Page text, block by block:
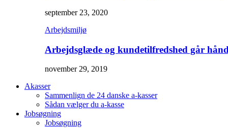
september 23, 2020
Arbejdsmiljø
Arbejdsglæde og kundetilfredshed går
november 29, 2019
Akasser
Sammenlign de 24 danske a-kasser
Sådan vælger du a-kasse
Jobsøgning
Jobsøgning